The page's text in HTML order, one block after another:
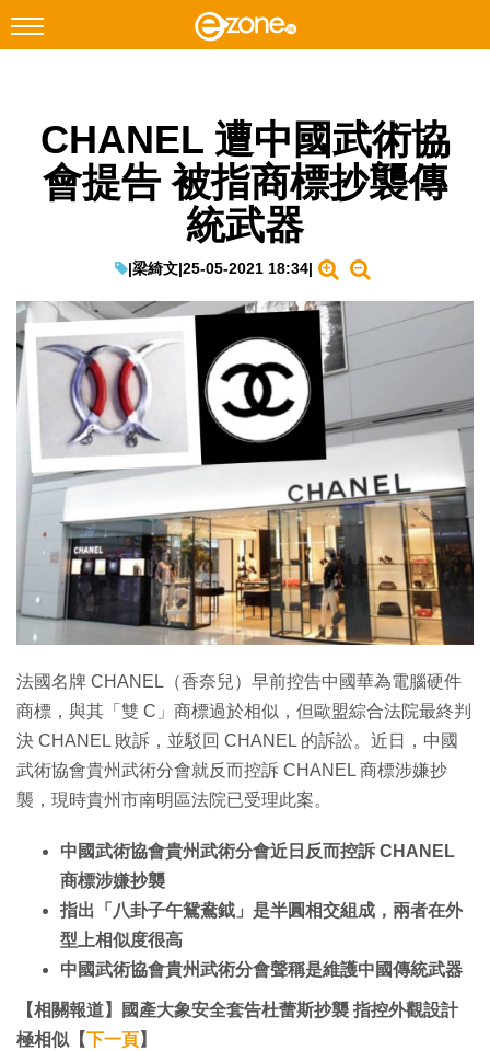
Facebook Instagram
科技焦點
教學評測
EduTech
IT Times
生成式AI與雲端應用
Enterprise Digital Transformation
CHANEL 遭中國武術協
會提告 被指商標抄襲傳
統武器
|梁綺文|25-05-2021 18:34|
法國名牌 CHANEL（香奈兒）早前控告中國華為電腦硬件
商標，與其「雙 C」商標過於相似，但歐盟綜合法院最終判
決 CHANEL 敗訴，並駁回 CHANEL 的訴訟。近日，中國
武術協會貴州武術分會就反而控訴 CHANEL 商標涉嫌抄
襲，現時貴州市南明區法院已受理此案。
中國武術協會貴州武術分會近日反而控訴 CHANEL
商標涉嫌抄襲
指出「八卦子午鴛鴦鉞」是半圓相交組成，兩者在外
型上相似度很高
中國武術協會貴州武術分會聲稱是維護中國傳統武器
【相關報道】國產大象安全套告杜蕾斯抄襲 指控外觀設計
極相似【下一頁】